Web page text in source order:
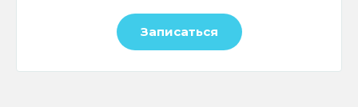
Записаться